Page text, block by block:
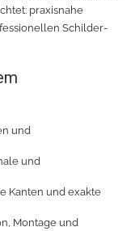
praxisnahe
Schilder-
und
und
Kanten und exakte
Montage und